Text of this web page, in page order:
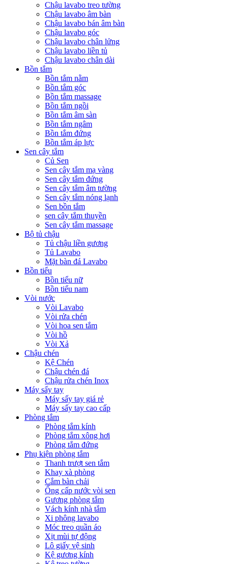
Chậu lavabo treo tường
Chậu lavabo âm bàn
Chậu lavabo bán âm bàn
Chậu lavabo góc
Chậu lavabo chân lửng
Chậu lavabo liền tủ
Chậu lavabo chân dài
Bồn tắm
Bồn tắm nằm
Bồn tắm góc
Bồn tắm massage
Bồn tắm ngồi
Bồn tắm âm sàn
Bồn tắm ngâm
Bồn tắm đứng
Bồn tắm áp lực
Sen cây tắm
Củ Sen
Sen cây tắm mạ vàng
Sen cây tắm đứng
Sen cây tắm âm tường
Sen cây tắm nóng lạnh
Sen bồn tắm
sen cây tắm thuyền
Sen cây tắm massage
Bộ tủ chậu
Tủ chậu liền gương
Tủ Lavabo
Mặt bàn đá Lavabo
Bồn tiểu
Bồn tiểu nữ
Bồn tiểu nam
Vòi nước
Vòi Lavabo
Vòi rửa chén
Vòi hoa sen tắm
Vòi hồ
Vòi Xả
Chậu chén
Kệ Chén
Chậu chén đá
Chậu rửa chén Inox
Máy sấy tay
Máy sấy tay giá rẻ
Máy sấy tay cao cấp
Phòng tắm
Phòng tắm kính
Phòng tắm xông hơi
Phòng tắm đứng
Phụ kiện phòng tắm
Thanh trượt sen tắm
Khay xà phòng
Cắm bàn chải
Ống cấp nước vòi sen
Gương phòng tắm
Vách kính nhà tắm
Xi phông lavabo
Móc treo quần áo
Xịt mùi tự động
Lô giấy vệ sinh
Kệ gương kính